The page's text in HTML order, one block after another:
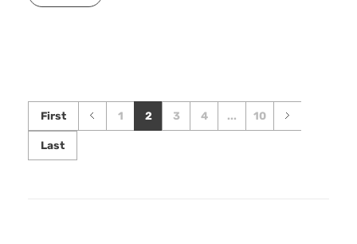
First 1 2 3 4 ... 10
Last